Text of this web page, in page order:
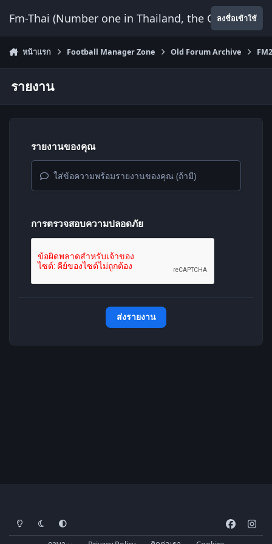
Fm-Thai (Number one in Thailand, the Onlyลงชื่อเข้าใช้
หน้าแรก Football Manager Zone Old Forum Archive
รายงาน
รายงานของคุณ
ใส่ข้อความพร้อมรายงานของคุณ (ถ้ามี)
การตรวจสอบความปลอดภัย
ส่งรายงาน
โหมดสว่างโหมดมืด การตั้งค่าระบบ
a
n